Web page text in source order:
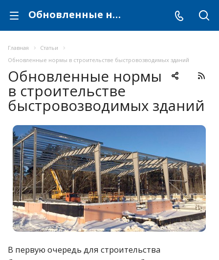
Обновленные нормы в строительстве быстровозводимых зданий
Главная
Статьи
Обновленные нормы в строительстве быстровозводимых зданий
Обновленные нормы
в строительстве
быстровозводимых зданий
В первую очередь для строительства